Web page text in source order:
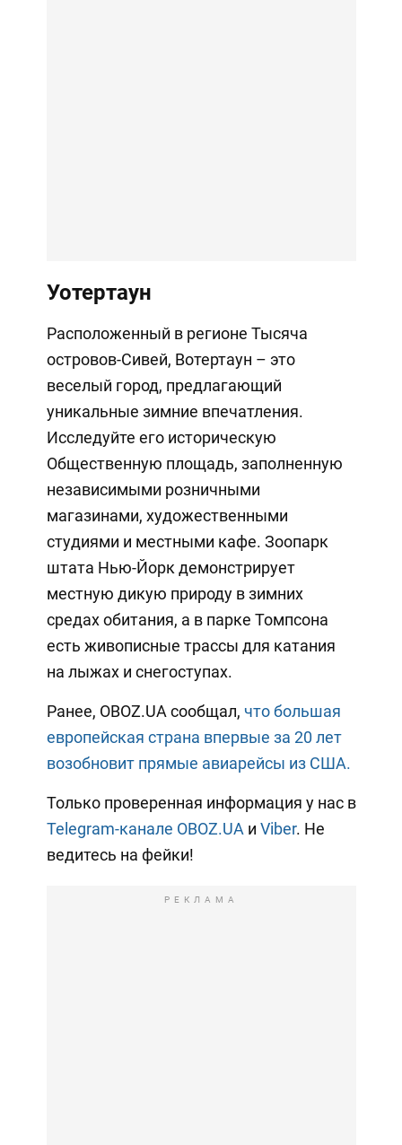
Уотертаун
Расположенный в регионе Тысяча
островов-Сивей, Вотертаун – это
веселый город, предлагающий
уникальные зимние впечатления.
Исследуйте его историческую
Общественную площадь, заполненную
независимыми розничными
магазинами, художественными
студиями и местными кафе. Зоопарк
штата Нью-Йорк демонстрирует
местную дикую природу в зимних
средах обитания, а в парке Томпсона
есть живописные трассы для катания
на лыжах и снегоступах.
Ранее, OBOZ.UA сообщал, что большая
европейская страна впервые за 20 лет
возобновит прямые авиарейсы из США.
Только проверенная информация у нас в
Telegram-канале OBOZ.UA и Viber. Не
ведитесь на фейки!
РЕКЛАМА